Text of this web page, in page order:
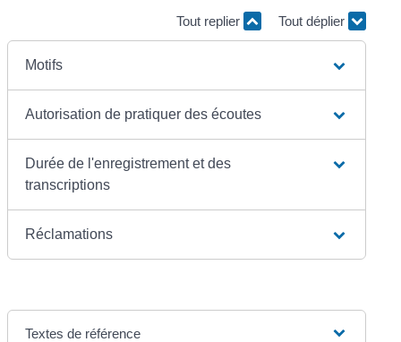
Tout replier Tout déplier
Motifs
Autorisation de pratiquer des écoutes
Durée de l'enregistrement et des
transcriptions
Réclamations
Textes de référence